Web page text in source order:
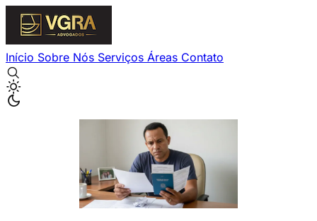
Início Sobre Nós Serviços Áreas Contato